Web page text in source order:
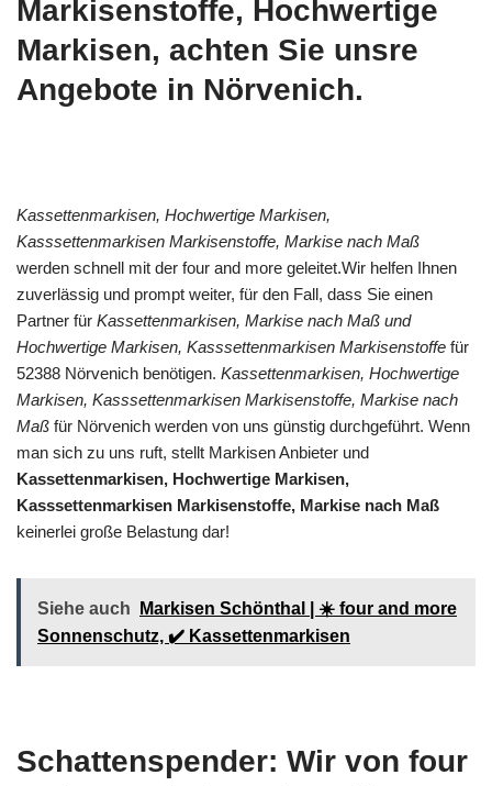
Markisenstoffe, Hochwertige
Markisen, achten Sie unsre
Angebote in Nörvenich.
Kassettenmarkisen, Hochwertige Markisen,
Kasssettenmarkisen Markisenstoffe, Markise nach Maß
werden schnell mit der four and more geleitet.Wir helfen Ihnen
zuverlässig und prompt weiter, für den Fall, dass Sie einen
Partner für Kassettenmarkisen, Markise nach Maß und
Hochwertige Markisen, Kasssettenmarkisen Markisenstoffe für
52388 Nörvenich benötigen. Kassettenmarkisen, Hochwertige
Markisen, Kasssettenmarkisen Markisenstoffe, Markise nach
Maß für Nörvenich werden von uns günstig durchgeführt. Wenn
man sich zu uns ruft, stellt Markisen Anbieter und
Kassettenmarkisen, Hochwertige Markisen,
Kasssettenmarkisen Markisenstoffe, Markise nach Maß
keinerlei große Belastung dar!
Siehe auch
Markisen Schönthal | ☀️ four and more
Sonnenschutz, ✔️ Kassettenmarkisen
Schattenspender: Wir von four